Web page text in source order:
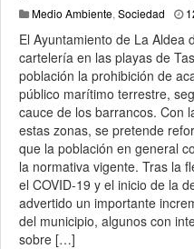
Medio Ambiente, Sociedad
El Ayuntamiento de La Aldea
cartelería en las playas de
población la prohibición de
público marítimo terrestre,
cauce de los barrancos. Con
estas zonas, se pretende
que la población en general
la normativa vigente. Tras la
el COVID-19 y el inicio de la
advertido un importante
del municipio, algunos con
sobre […]